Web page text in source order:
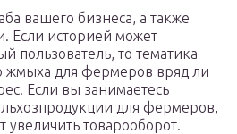
вашего бизнеса, а также
Если историей может
пользователь, то тематика
жмыха для фермеров вряд ли
Если вы занимаетесь
для фермеров,
увеличить товарооборот.